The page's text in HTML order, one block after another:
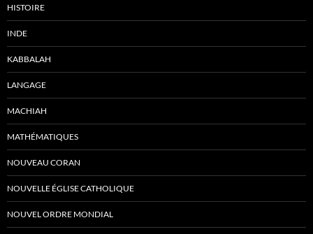
HISTOIRE
INDE
KABBALAH
LANGAGE
MACHIAH
MATHÉMATIQUES
NOUVEAU CORAN
NOUVELLE ÉGLISE CATHOLIQUE
NOUVEL ORDRE MONDIAL